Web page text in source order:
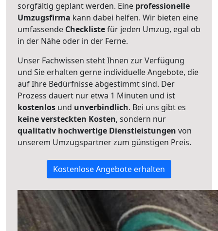
sorgfältig geplant werden. Eine professionelle
Umzugsfirma kann dabei helfen. Wir bieten eine
umfassende Checklistefür jeden Umzug, egal ob
in der Nähe oder in der Ferne.
Unser Fachwissen steht Ihnen zur Verfügung
und Sie erhalten gerne individuelle Angebote, die
auf Ihre Bedürfnisse abgestimmt sind. Der
Prozess dauert nur etwa 1 Minuten und ist
kostenlos und unverbindlich. Bei uns gibt es
keine versteckten Kosten, sondern nur
qualitativ hochwertige Dienstleistungen von
unserem Umzugspartner zum günstigen Preis.
Kostenlose Angebote erhalten